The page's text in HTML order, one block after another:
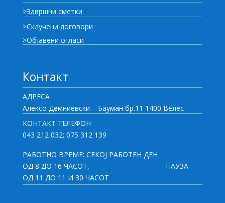
>Завршни сметки
>Склучени договори
>Објавени огласи
Контакт
АДРЕСА
Алексо Демниевски – Бауман бр.11 1400 Велес
КОНТАКТ ТЕЛЕФОН
043 212 032; 075 312 139
РАБОТНО ВРЕМЕ: СЕКОЈ РАБОТЕН ДЕН
ОД 8 ДО 16 ЧАСОТ, ПАУЗА
ОД 11 ДО 11 И 30 ЧАСОТ